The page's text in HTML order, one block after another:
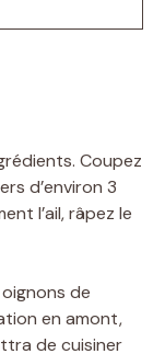
Coupez
d’environ 3
l’ail, râpez le
de
en amont,
de cuisiner